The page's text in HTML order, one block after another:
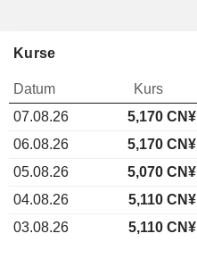
Kurse
Datum Kurs
07.08.26
5,170 CN¥
06.08.26
5,170 CN¥
05.08.26
5,070 CN¥
04.08.26
5,110 CN¥
03.08.26
5,110 CN¥